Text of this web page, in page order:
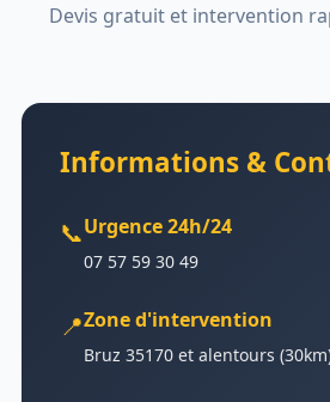
Devis gratuit et intervention
Informations &
📞Urgence 24h/24
07 57 59 30 49
📍Zone d'intervention
Bruz 35170 et alentours